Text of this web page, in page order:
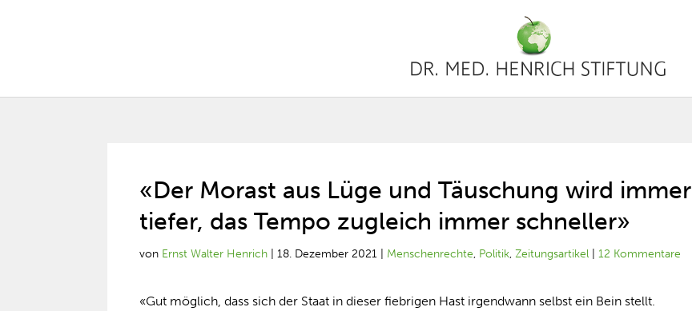
«Der Morast aus Lüge und Täuschung wird immer
tiefer, das Tempo zugleich immer schneller»
von Ernst Walter Henrich |18. Dezember 2021 Menschenrechte, Politik,Zeitungsartikel |12 Kommentare
«Gut möglich, dass sich der Staat in dieser fiebrigen Hast irgendwann selbst ein Bein stellt.